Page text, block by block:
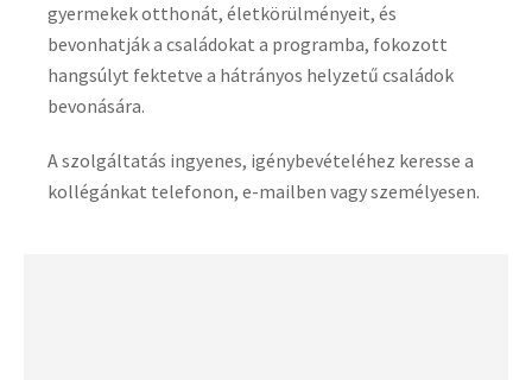
gyermekek otthonát, életkörülményeit, és
bevonhatják a családokat a programba, fokozott
hangsúlyt fektetve a hátrányos helyzetű családok
bevonására.
A szolgáltatás ingyenes, igénybevételéhez keresse a
kollégánkat telefonon, e-mailben vagy személyesen.